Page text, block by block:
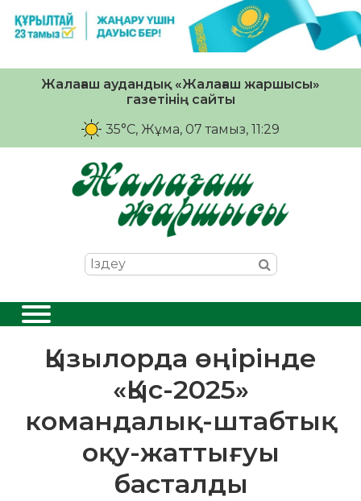
Жалағаш аудандық «Жалағаш жаршысы»
газетінің сайты
35°C, Жұма, 07 тамыз, 11:29
Қызылорда өңірінде
«Қыс-2025»
командалық-штабтық
оқу-жаттығуы
басталды